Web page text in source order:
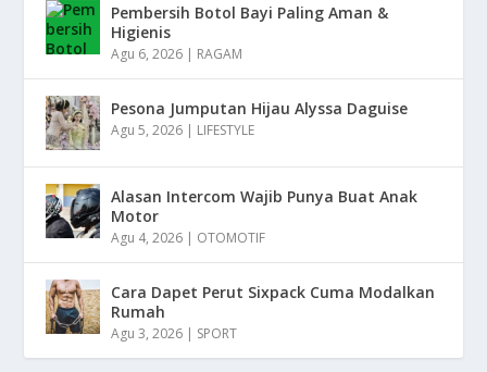
Pembersih Botol Bayi Paling Aman &
Higienis
Agu 6, 2026 | RAGAM
Pesona Jumputan Hijau Alyssa Daguise
Agu 5, 2026 | LIFESTYLE
Alasan Intercom Wajib Punya Buat Anak
Motor
Agu 4, 2026 | OTOMOTIF
Cara Dapet Perut Sixpack Cuma Modalkan
Rumah
Agu 3, 2026 | SPORT